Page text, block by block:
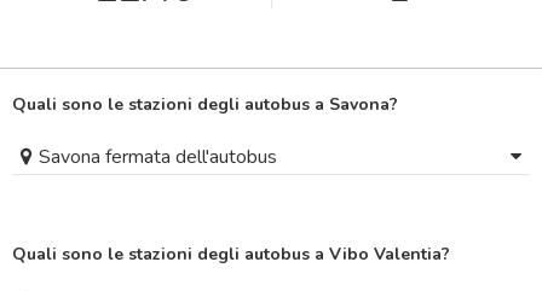
Quali sono le stazioni degli autobus a Savona?
Savona fermata dell'autobus
Quali sono le stazioni degli autobus a Vibo Valentia?